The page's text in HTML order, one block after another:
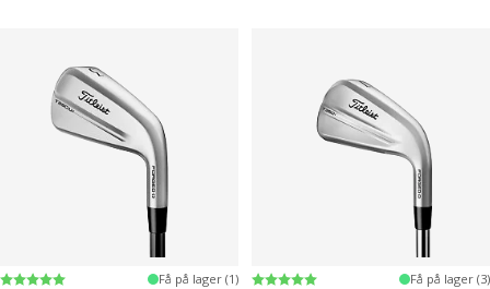
Karakter:
5.0 av 5 mulige Få på lager (1) Karakter:
5.0 av 5 mulige Få på lager (3)